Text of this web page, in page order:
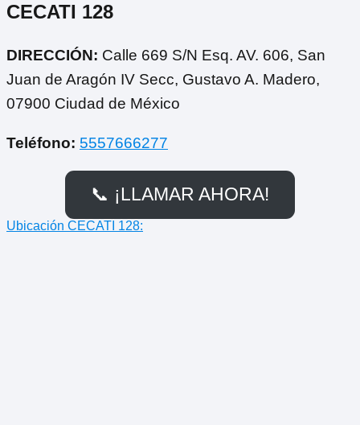
CECATI 128
DIRECCIÓN: Calle 669 S/N Esq. AV. 606, San
Juan de Aragón IV Secc, Gustavo A. Madero,
07900 Ciudad de México
Teléfono: 5557666277
📞 ¡LLAMAR AHORA!
Ubicación CECATI 128: